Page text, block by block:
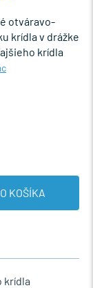
otváravo-
krídla v drážke
krídla
KOŠÍKA
krídla